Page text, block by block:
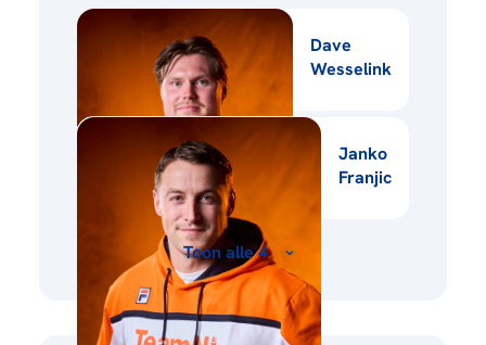
Dave
Wesselink
Janko
Franjic
Toon alle 4